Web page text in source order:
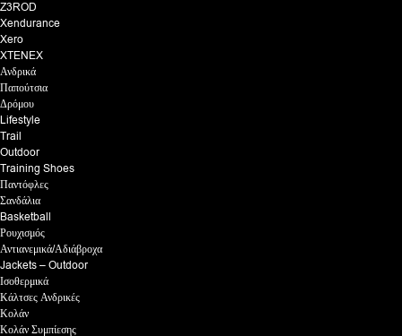
Z3ROD
Xendurance
Xero
XTENEX
Ανδρικά
Παπούτσια
Δρόμου
Lifestyle
Trail
Outdoor
Training Shoes
Παντόφλες
Σανδάλια
Basketball
Ρουχισμός
Αντιανεμικά/Αδιάβροχα
Jackets – Outdoor
Ισοθερμικά
Κάλτσες Ανδρικές
Κολάν
Κολάν Συμπίεσης